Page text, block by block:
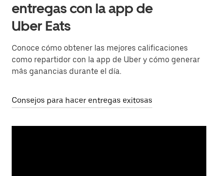
entregas con la app de
Uber Eats
Conoce cómo obtener las mejores calificaciones
como repartidor con la app de Uber y cómo generar
más ganancias durante el día.
Consejos para hacer entregas exitosas